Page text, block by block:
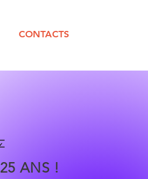
CONTACTS
25 ANS !